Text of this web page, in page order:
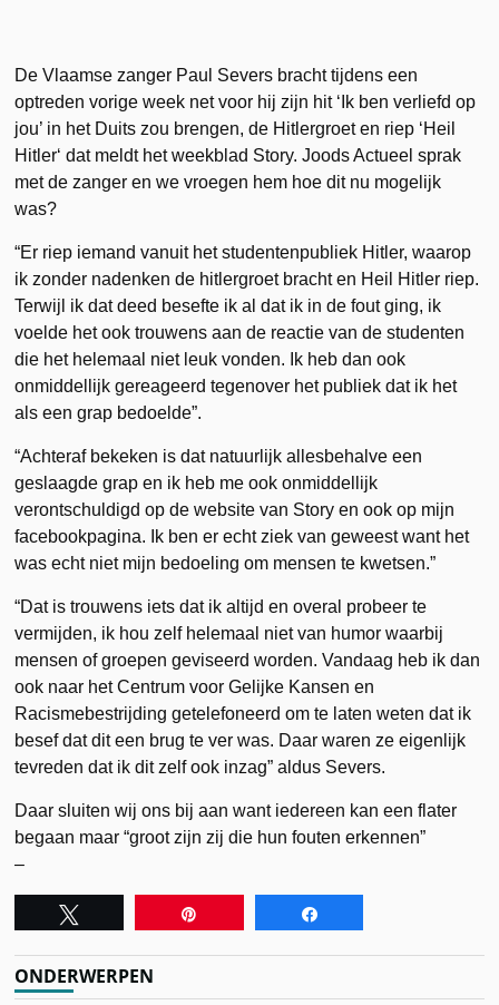
De Vlaamse zanger Paul Severs bracht tijdens een
optreden vorige week net voor hij zijn hit ‘Ik ben verliefd op
jou’ in het Duits zou brengen, de Hitlergroet en riep ‘Heil
Hitler‘ dat meldt het weekblad Story. Joods Actueel sprak
met de zanger en we vroegen hem hoe dit nu mogelijk
was?
“Er riep iemand vanuit het studentenpubliek Hitler, waarop
ik zonder nadenken de hitlergroet bracht en Heil Hitler riep.
Terwijl ik dat deed besefte ik al dat ik in de fout ging, ik
voelde het ook trouwens aan de reactie van de studenten
die het helemaal niet leuk vonden. Ik heb dan ook
onmiddellijk gereageerd tegenover het publiek dat ik het
als een grap bedoelde”.
“Achteraf bekeken is dat natuurlijk allesbehalve een
geslaagde grap en ik heb me ook onmiddellijk
verontschuldigd op de website van Story en ook op mijn
facebookpagina. Ik ben er echt ziek van geweest want het
was echt niet mijn bedoeling om mensen te kwetsen.”
“Dat is trouwens iets dat ik altijd en overal probeer te
vermijden, ik hou zelf helemaal niet van humor waarbij
mensen of groepen geviseerd worden. Vandaag heb ik dan
ook naar het Centrum voor Gelijke Kansen en
Racismebestrijding getelefoneerd om te laten weten dat ik
besef dat dit een brug te ver was. Daar waren ze eigenlijk
tevreden dat ik dit zelf ook inzag” aldus Severs.
Daar sluiten wij ons bij aan want iedereen kan een flater
begaan maar “groot zijn zij die hun fouten erkennen”
–
ONDERWERPEN